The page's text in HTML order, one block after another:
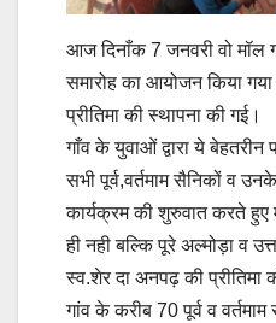
आज दिनाँक 7 जनवरी वो मॉल
समारोह का आयोजन किया
प्रीतिमा की स्थापना की गई।
गाँव के युवाओं द्वारा ये
सभी पूर्व,वर्तमाम सैनिकों व
कार्यक्रम की शुरुवात करते हुए
ही नही बल्कि पूरे अल्मोड़ा व
स्व.शेर दा अनपढ़ की
गांव के करीब 70 पूर्व व